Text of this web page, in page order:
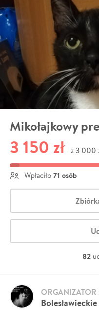
Mikołajkowy
3 150 zł z 3 000
Wpłaciło 71 osób
82